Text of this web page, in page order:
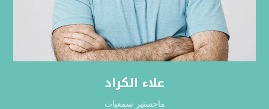
علاء الكراد
ماجستير سمعيات